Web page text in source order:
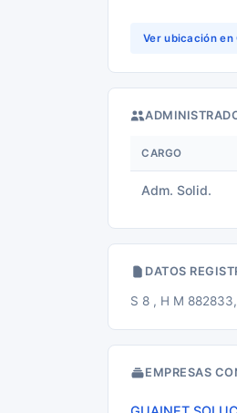
Ver ubicación en
CARGO
Adm. Solid.
DATOS
S 8 , H M
EMPRESAS